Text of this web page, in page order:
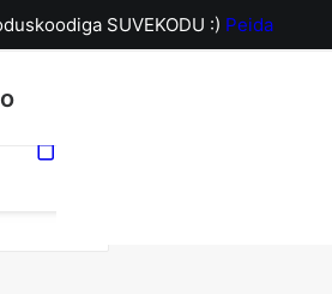
SUVEKODU :) Peida